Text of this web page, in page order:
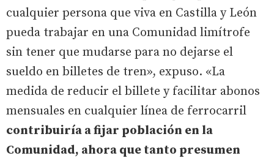
cualquier persona que viva en Castilla y León
pueda trabajar en una Comunidad limítrofe
sin tener que mudarse para no dejarse el
sueldo en billetes de tren», expuso. «La
medida de reducir el billete y facilitar abonos
mensuales en cualquier línea de ferrocarril
contribuiría a fijar población en la
Comunidad, ahora que tanto presumen